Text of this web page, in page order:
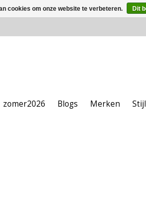
zomer2026 Blogs Merken
cookies om onze website te verbeteren. Dit